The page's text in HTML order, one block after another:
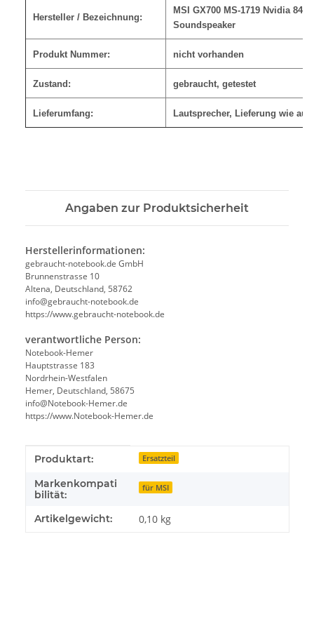
Hersteller / Bezeichnung:
MSI GX700 MS-1719 Nvidia
Soundspeaker
Produkt Nummer: nicht vorhanden
Zustand: gebraucht, getestet
Lieferumfang: Lautsprecher, Lieferung wie auf
Angaben zur Produktsicherheit
Herstellerinformationen:
gebraucht-notebook.de GmbH
Brunnenstrasse 10
Altena, Deutschland, 58762
info@gebraucht-notebook.de
https://www.gebraucht-notebook.de
verantwortliche Person:
Notebook-Hemer
Hauptstrasse 183
Nordrhein-Westfalen
Hemer, Deutschland, 58675
info@Notebook-Hemer.de
https://www.Notebook-Hemer.de
Produkteigenschaft
Wert
Produktart: Ersatzteil
Markenkompati
bilität:
für MSI
Artikelgewicht: 0,10 kg